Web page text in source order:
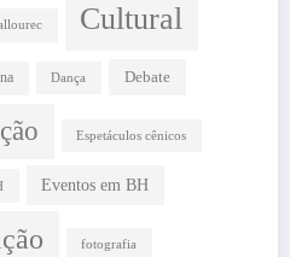
Cultural
Dança Debate
Espetáculos cênicos
Eventos em BH
fotografia